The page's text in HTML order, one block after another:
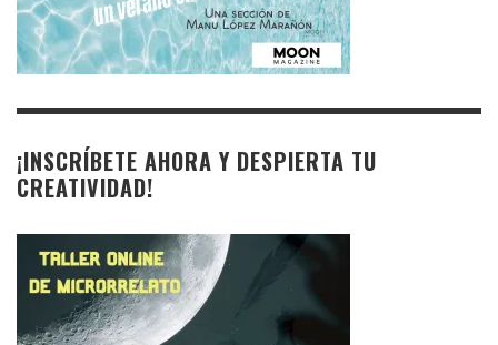
¡INSCRÍBETE AHORA Y DESPIERTA TU
CREATIVIDAD!